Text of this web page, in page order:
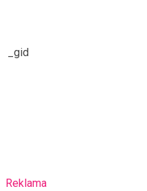
_gid
Reklama